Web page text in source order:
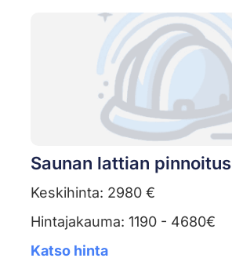
Saunan lattian pinnoitus
Keskihinta: 2980 €
Hintajakauma: 1190 - 4680€
Katso hinta